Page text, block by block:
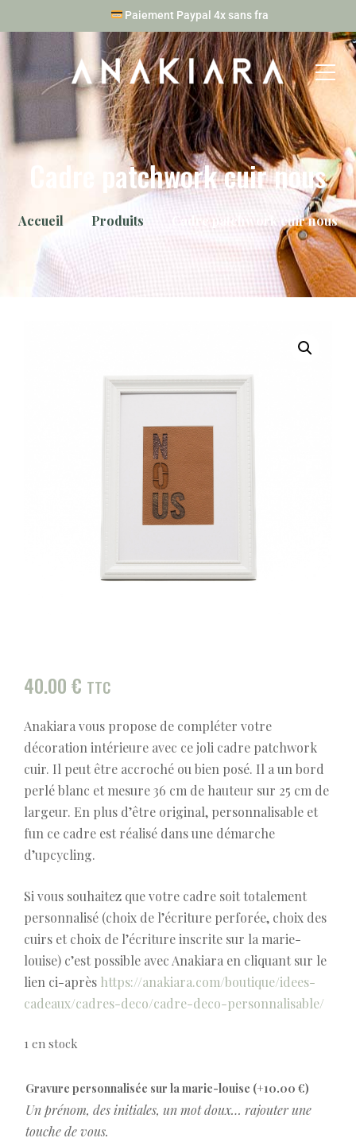
Paiement Paypal 4x sans frais
Cadre patchwork cuir nous
Accueil Produits Cadre patchwork cuir nous
40.00€ TTC
Anakiara vous propose de compléter votre
décoration intérieure avec ce joli cadre patchwork
cuir. Il peut être accroché ou bien posé. Il a un bord
perlé blanc et mesure 36 cm de hauteur sur 25 cm de
largeur. En plus d’être original, personnalisable et
fun ce cadre est réalisé dans une démarche
d’upcycling.
Si vous souhaitez que votre cadre soit totalement
personnalisé (choix de l’écriture perforée, choix des
cuirs et choix de l’écriture inscrite sur la marie-
louise) c’est possible avec Anakiara en cliquant sur le
lien ci-après https://anakiara.com/boutique/idees-
cadeaux/cadres-deco/cadre-deco-personnalisable/
1 en stock
Gravure personnalisée sur la marie-louise (+10.00 €)
Un prénom, des initiales, un mot doux… rajouter une
touche de vous.